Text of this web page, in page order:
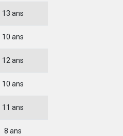
13 ans
10 ans
12 ans
10 ans
11 ans
8 ans